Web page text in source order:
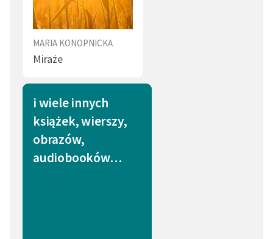
MARIA KONOPNICKA
Miraże
i wiele innych
książek, wierszy,
obrazów,
audiobooków…